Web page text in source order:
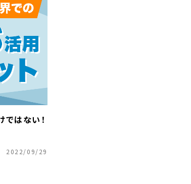
はない！
2022/09/29